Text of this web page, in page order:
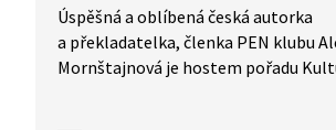
Úspěšná a oblíbená česká autorka
a překladatelka, členka PEN klubu
Mornštajnová je hostem pořadu